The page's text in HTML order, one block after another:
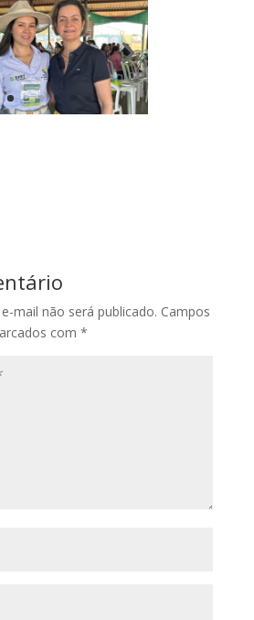
mail não será publicado. Campos
com *